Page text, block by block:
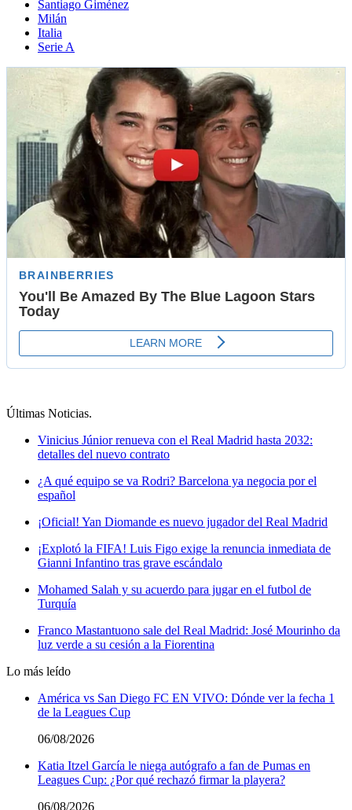
Santiago Giménez
Milán
Italia
Serie A
Últimas Noticias.
Vinicius Júnior renueva con el Real Madrid hasta 2032:
detalles del nuevo contrato
¿A qué equipo se va Rodri? Barcelona ya negocia por el
español
¡Oficial! Yan Diomande es nuevo jugador del Real Madrid
¡Explotó la FIFA! Luis Figo exige la renuncia inmediata de
Gianni Infantino tras grave escándalo
Mohamed Salah y su acuerdo para jugar en el futbol de
Turquía
Franco Mastantuono sale del Real Madrid: José Mourinho da
luz verde a su cesión a la Fiorentina
Lo más leído
América vs San Diego FC EN VIVO: Dónde ver la fecha 1
de la Leagues Cup
06/08/2026
Katia Itzel García le niega autógrafo a fan de Pumas en
Leagues Cup: ¿Por qué rechazó firmar la playera?
06/08/2026